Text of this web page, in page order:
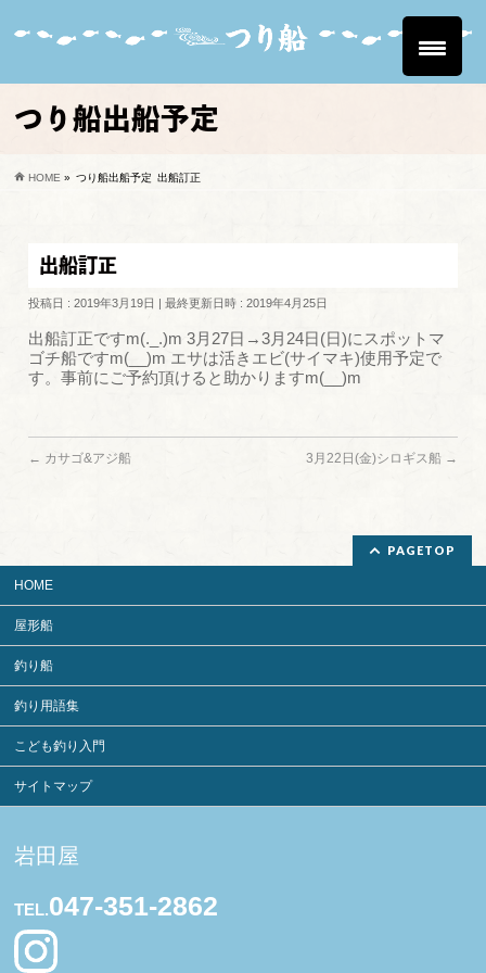
つり船出船予定
HOME » つり船出船予定 出船訂正
出船訂正
投稿日 : 2019年3月19日 最終更新日時 : 2019年4月25日
出船訂正ですm(._.)m 3月27日→3月24日(日)にスポットマ
ゴチ船ですm(__)m エサは活きエビ(サイマキ)使用予定で
す。事前にご予約頂けると助かりますm(__)m
← カサゴ&アジ船 3月22日(金)シロギス船 →
PAGETOP
HOME
屋形船
釣り船
釣り用語集
こども釣り入門
サイトマップ
岩田屋
TEL.047-351-2862